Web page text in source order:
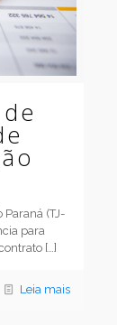
Paraná (TJ-
para
[…]
Leia mais